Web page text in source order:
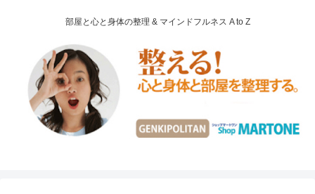
部屋と心と身体の整理 & マインドフルネス A to Z